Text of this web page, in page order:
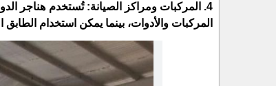
4. المركبات ومراكز الصيانة: تُستخدم هناجر
المركبات والأدوات، بينما يمكن استخدام الطابق